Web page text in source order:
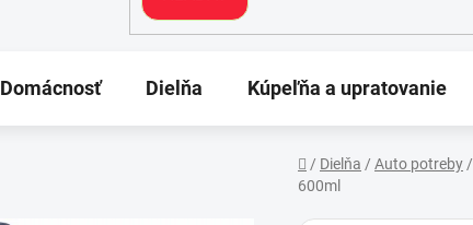
Domácnosť Dielňa Kúpeľňa a upratovanie
Domov
/ Dielňa / Auto potreby /
600ml